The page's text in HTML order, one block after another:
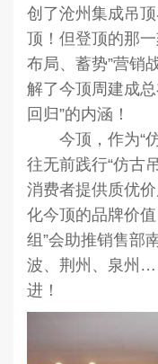
创了沧州集成吊
顶！但登顶的那一
布局、蓄势”营销
解了今顶周建成
回归”的内涵！
今顶，作为“仿
往无前践行“仿古
消费者提供质优
化今顶的品牌价
组”会助推销售部
波、荆州、泉州
进！